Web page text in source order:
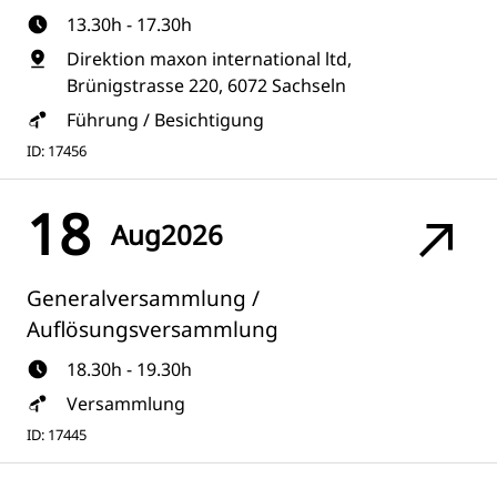
13.30h - 17.30h
Direktion maxon international ltd,
Brünigstrasse 220, 6072 Sachseln
Führung / Besichtigung
ID: 17456
18 Aug2026
Generalversammlung /
Auflösungsversammlung
18.30h - 19.30h
Versammlung
ID: 17445